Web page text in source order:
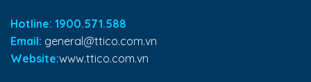
Hotline: 1900.571.588
Email: general@ttico.com.vn
Website:www.ttico.com.vn